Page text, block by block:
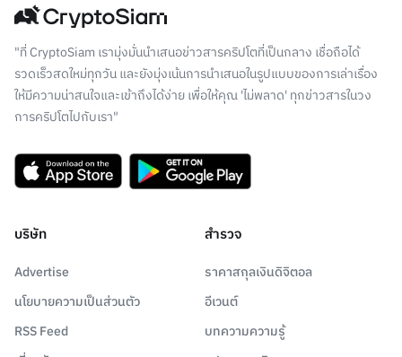
"ที่ CryptoSiam เรามุ่งมั่นนำเสนอข่าวสารคริปโตที่เป็นกลาง เชื่อถือได้
รวดเร็วสดใหม่ทุกวัน และยังมุ่งเน้นการนำเสนอในรูปแบบของการเล่าเรื่อง
ให้มีความน่าสนใจและเข้าถึงได้ง่าย เพื่อให้คุณ 'ไม่พลาด' ทุกข่าวสารในวง
การคริปโตไปกับเรา"
บริษัท
Advertise
นโยบายความเป็นส่วนตัว
RSS Feed
สำรวจ
ราคาสกุลเงินดิจิตอล
อีเวนต์
บทความความรู้